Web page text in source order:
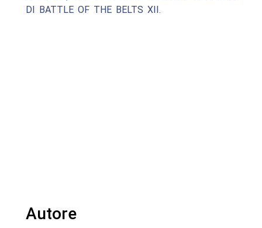
DI BATTLE OF THE BELTS XII.
Autore